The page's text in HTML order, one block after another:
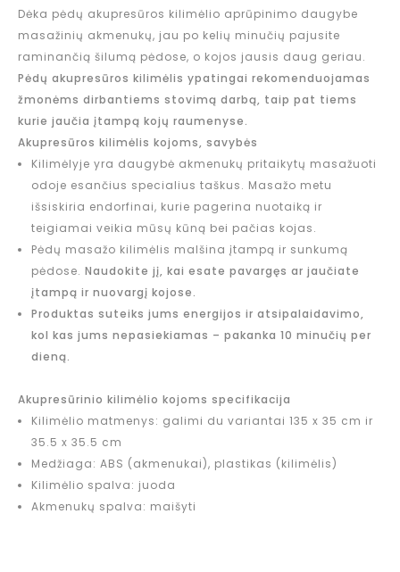
Dėka pėdų akupresūros kilimėlio aprūpinimo daugybe
masažinių akmenukų, jau po kelių minučių pajusite
raminančią šilumą pėdose, o kojos jausis daug geriau.
Pėdų akupresūros kilimėlis ypatingai rekomenduojamas
žmonėms dirbantiems stovimą darbą, taip pat tiems
kurie jaučia įtampą kojų raumenyse.
Akupresūros kilimėlis kojoms, savybės
Kilimėlyje yra daugybė akmenukų pritaikytų masažuoti
odoje esančius specialius taškus. Masažo metu
išsiskiria endorfinai, kurie pagerina nuotaiką ir
teigiamai veikia mūsų kūną bei pačias kojas.
Pėdų masažo kilimėlis malšina įtampą ir sunkumą
pėdose. Naudokite jį, kai esate pavargęs ar jaučiate
įtampą ir nuovargį kojose.
Produktas suteiks jums energijos ir atsipalaidavimo,
kol kas jums nepasiekiamas – pakanka 10 minučių per
dieną.
Akupresūrinio kilimėlio kojoms specifikacija
Kilimėlio matmenys: galimi du variantai 135 x 35 cm ir
35.5 x 35.5 cm
Medžiaga: ABS (akmenukai), plastikas (kilimėlis)
Kilimėlio spalva: juoda
Akmenukų spalva: maišyti